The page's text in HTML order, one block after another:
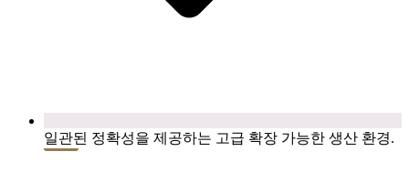
일관된 정확성을 제공하는 고급 확장 가능한 생산 환경.